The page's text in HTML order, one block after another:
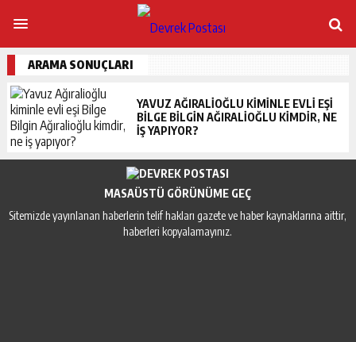
ARAMA SONUÇLARI
YAVUZ AĞIRALIOĞLU KIMINLE EVLI EŞI
BILGE BILGIN AĞIRALIOĞLU KIMDIR, NE
IŞ YAPIYOR?
MASAÜSTÜ GÖRÜNÜME GEÇ
Sitemizde yayınlanan haberlerin telif hakları gazete ve haber kaynaklarına aittir,
haberleri kopyalamayınız.